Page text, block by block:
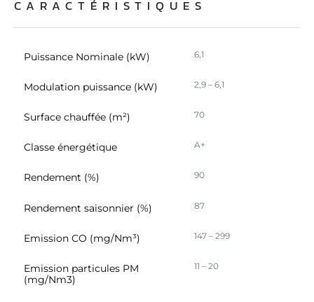
CARACTÉRISTIQUES
Puissance Nominale (kW) 6,1
Modulation puissance (kW) 2,9 – 6,1
Surface chauffée (m²) 70
Classe énergétique A+
Rendement (%) 90
Rendement saisonnier (%) 87
Emission CO (mg/Nm³) 147 – 299
Emission particules PM
(mg/Nm3)
11 – 20